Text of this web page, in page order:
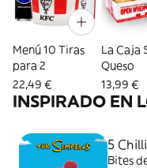
Menú 10 Tiras
para 2
22,49 €
La Caja
Queso
13,99 €
INSPIRADO EN
5
Bites